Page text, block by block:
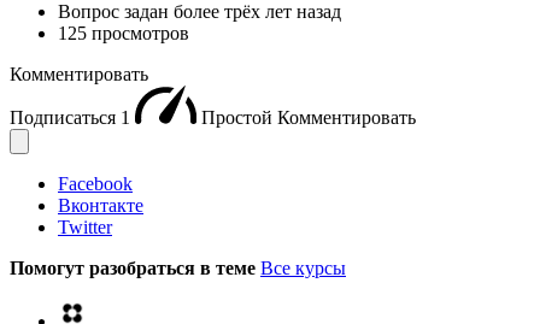
Вопрос задан более трёх лет назад
125 просмотров
Комментировать
Подписаться 1 Простой Комментировать
Facebook
Вконтакте
Twitter
Помогут разобраться в теме Все курсы